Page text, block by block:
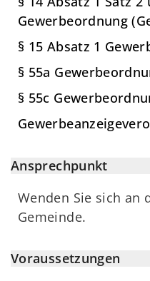
Gewerbeordnung
§ 15 Absatz 1
§ 55a
§ 55c
Ansprechpunkt
Wenden Sie sich an
Gemeinde.
Voraussetzungen